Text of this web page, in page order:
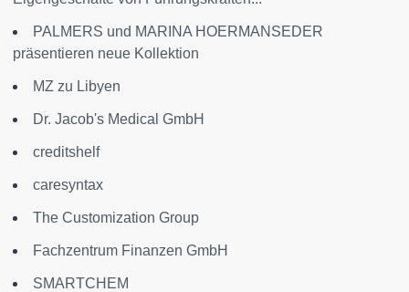
PALMERS und MARINA HOERMANSEDER
präsentieren neue Kollektion
MZ zu Libyen
Dr. Jacob's Medical GmbH
creditshelf
caresyntax
The Customization Group
Fachzentrum Finanzen GmbH
SMARTCHEM